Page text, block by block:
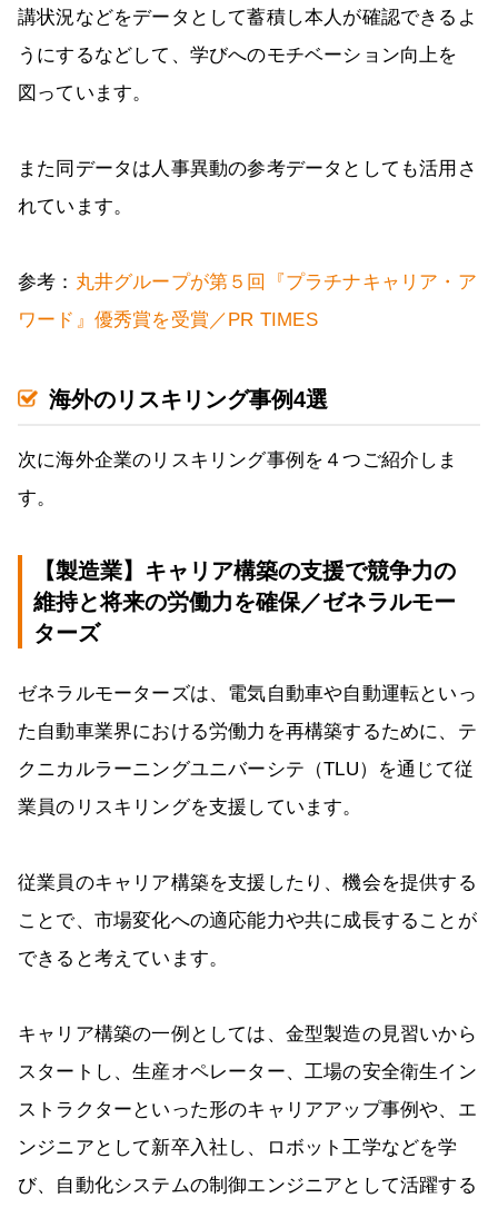
講状況などをデータとして蓄積し本人が確認できるよ
うにするなどして、学びへのモチベーション向上を
図っています。
また同データは人事異動の参考データとしても活用さ
れています。
参考： 丸井グループが第５回『プラチナキャリア・ア
ワード』優秀賞を受賞／PR TIMES
海外のリスキリング事例4選
次に海外企業のリスキリング事例を４つご紹介しま
す。
【製造業】キャリア構築の支援で競争力の
維持と将来の労働力を確保／ゼネラルモー
ターズ
ゼネラルモーターズは、電気自動車や自動運転といっ
た自動車業界における労働力を再構築するために、テ
クニカルラーニングユニバーシテ（TLU）を通じて従
業員のリスキリングを支援しています。
従業員のキャリア構築を支援したり、機会を提供する
ことで、市場変化への適応能力や共に成長することが
できると考えています。
キャリア構築の一例としては、金型製造の見習いから
スタートし、生産オペレーター、工場の安全衛生イン
ストラクターといった形のキャリアアップ事例や、エ
ンジニアとして新卒入社し、ロボット工学などを学
び、自動化システムの制御エンジニアとして活躍する